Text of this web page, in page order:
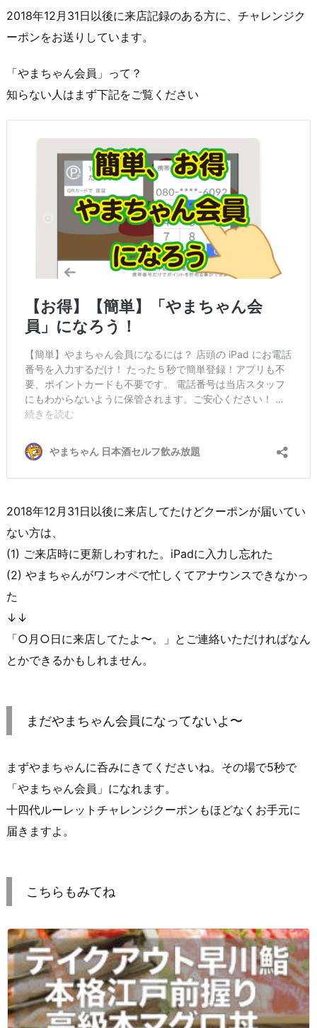
2018年12月31日以後に来店記録のある方に、チャレンジク
ーポンをお送りしています。
「やまちゃん会員」って？
知らない人はまず下記をご覧ください
2018年12月31日以後に来店してたけどクーポンが届いてい
ない方は、
(1) ご来店時に更新しわすれた。iPadに入力し忘れた
(2) やまちゃんがワンオペで忙しくてアナウンスできなかっ
た
↓↓
「○月○日に来店してたよ〜。」とご連絡いただければなん
とかできるかもしれません。
まだやまちゃん会員になってないよ〜
まずやまちゃんに呑みにきてくださいね。その場で5秒で
「やまちゃん会員」になれます。
十四代ルーレットチャレンジクーポンもほどなくお手元に
届きますよ。
こちらもみてね